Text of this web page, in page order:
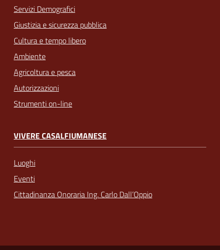
Servizi Demografici
Giustizia e sicurezza pubblica
Cultura e tempo libero
Ambiente
Agricoltura e pesca
Autorizzazioni
Strumenti on-line
VIVERE CASALFIUMANESE
Luoghi
Eventi
Cittadinanza Onoraria Ing. Carlo Dall’Oppio